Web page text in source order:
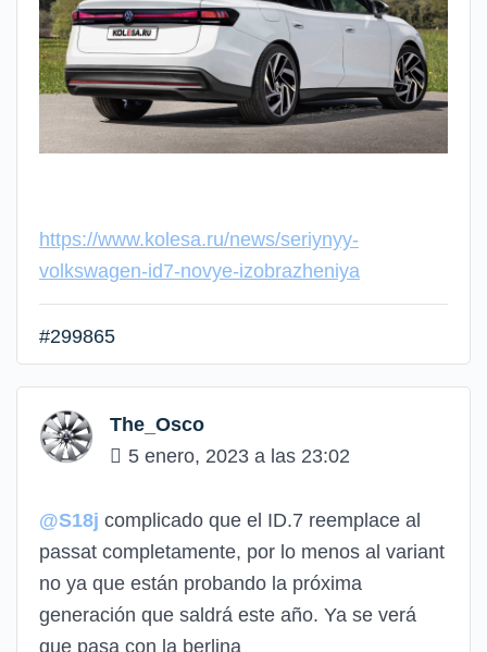
https://www.kolesa.ru/news/seriynyy-
volkswagen-id7-novye-izobrazheniya
#299865
The_Osco
5 enero, 2023 a las 23:02
@S18j complicado que el ID.7 reemplace al
passat completamente, por lo menos al variant
no ya que están probando la próxima
generación que saldrá este año. Ya se verá
que pasa con la berlina